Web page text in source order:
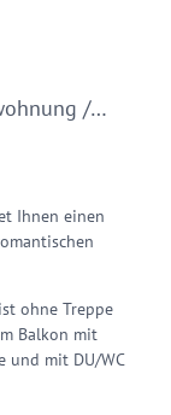
/…
Ihnen einen
ohne Treppe
Balkon mit
und mit DU/WC